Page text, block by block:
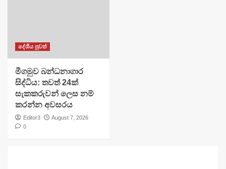
දේශීය පුවත්
මීගමුව බන්ධනාගාර
සිද්ධිය: තවත් 24ක්
සැකකරුවන් ලෙස නම්
කරන්න අවසරය
Editor3
August 7, 2026
0